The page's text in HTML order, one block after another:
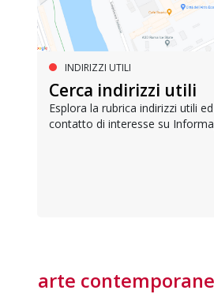
INDIRIZZI UTILI
Cerca indirizzi utili
Esplora la rubrica indirizzi utili
contatto di interesse su
arte